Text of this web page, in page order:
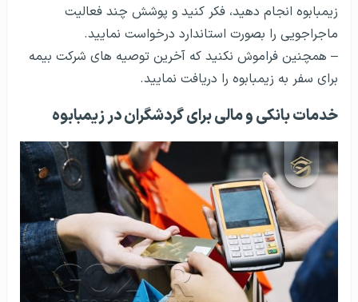
زیمبابوه انجام دهید، فکر کنید و پوشش چند فعالیت
ماجراجویی را بصورت استاندارد درخواست نمایید.
– همچنین فراموش نکنید که آخرین توصیه های شرکت بیمه
برای سفر به زیمبابوه را دریافت نمایید.
خدمات بانکی و مالی برای گردشگران در زیمبابوه